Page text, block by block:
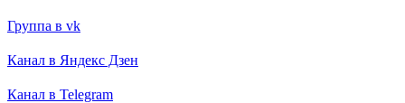
Группа в vk
Канал в Яндекс Дзен
Канал в Telegram